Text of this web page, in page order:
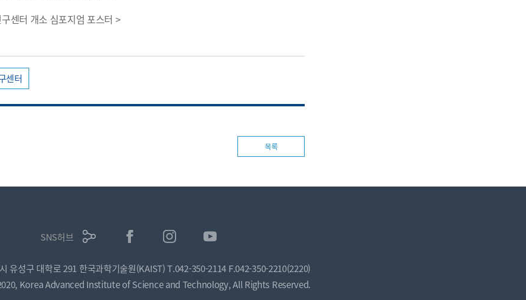
센터 개소 심포지엄 포스터 >
센터
목록
SNS허브
유성구 대학로 291 한국과학기술원(KAIST)T.042-350-2114 F.042-350-2210(2220)
Korea Advanced Institute of Science and Technology, All Rights Reserved.